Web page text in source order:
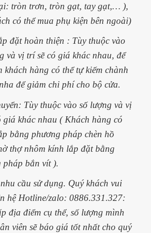
tròn trơn, tròn gạt, tay gạt,… ),
có thể mua phụ kiện bên ngoài)
đặt hoàn thiện : Tùy thuộc vào
và vị trí sẽ có giá khác nhau, để
khách hàng có thể tự kiếm chành
để giảm chi phí cho bộ cửa.
Tùy thuộc vào số lượng và vị
giá khác nhau ( Khách hàng có
bằng phương pháp chèn hồ
thợ nhôm kính lắp đặt bằng
pháp bắn vít ).
cầu sử dụng. Quý khách vui
hệ Hotline/zalo: 0886.331.327:
địa điểm cụ thể, số lượng mình
viên sẽ báo giá tốt nhất cho quý